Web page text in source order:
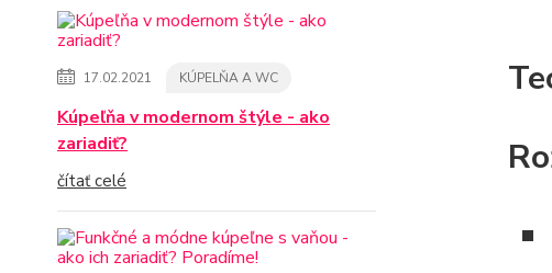
17.02.2021 KÚPELŇA A WC
Kúpeľňa v modernom štýle - ako
zariadiť?
čítať celé